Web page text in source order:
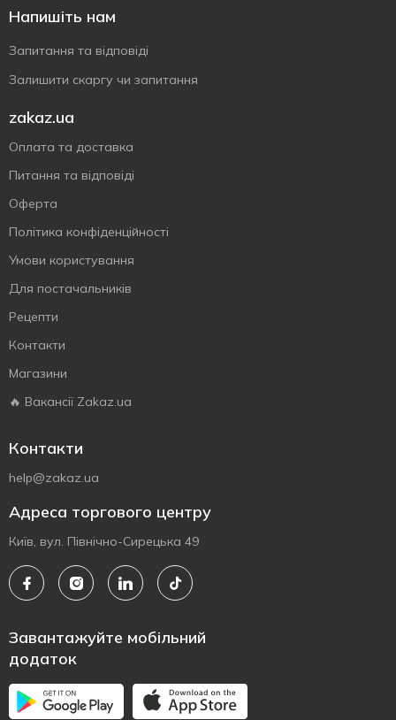
Напишіть нам
Запитання та відповіді
Залишити скаргу чи запитання
zakaz.ua
Оплата та доставка
Питання та відповіді
Оферта
Політика конфіденційності
Умови користування
Для постачальників
Рецепти
Контакти
Магазини
🔥 Вакансії Zakaz.ua
Контакти
help@zakaz.ua
Адреса торгового центру
Київ, вул. Північно-Сирецька 49
Завантажуйте мобільний
додаток